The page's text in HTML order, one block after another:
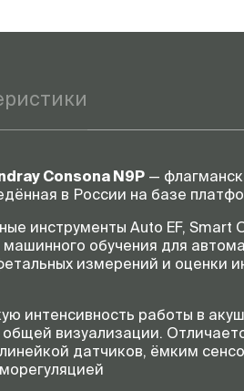
Consona N9P —
в России на базе
инструменты Auto EF, Smart
обучения для
измерений и оценки
интенсивность работы в
общей визуализации.
датчиков, ёмким